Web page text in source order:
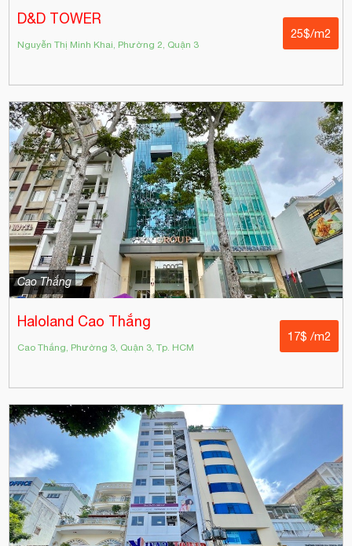
D&D TOWER
Nguyễn Thị Minh Khai, Phường 2, Quận 3
25$/m2
Cao Thắng
Haloland Cao Thắng
Cao Thắng, Phường 3, Quận 3, Tp. HCM
17$ /m2